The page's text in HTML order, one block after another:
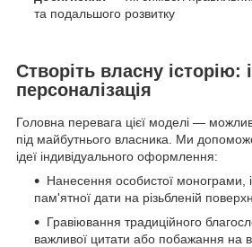
та подальшого розвитку
Створіть власну історію:
персоналізація
Головна перевага цієї моделі —
під майбутнього власника. Ми
ідеї індивідуального оформлення:
Нанесення особистої монограми,
пам'ятної дати на різьбленій
Гравіювання традиційного
важливої цитати або побажання на